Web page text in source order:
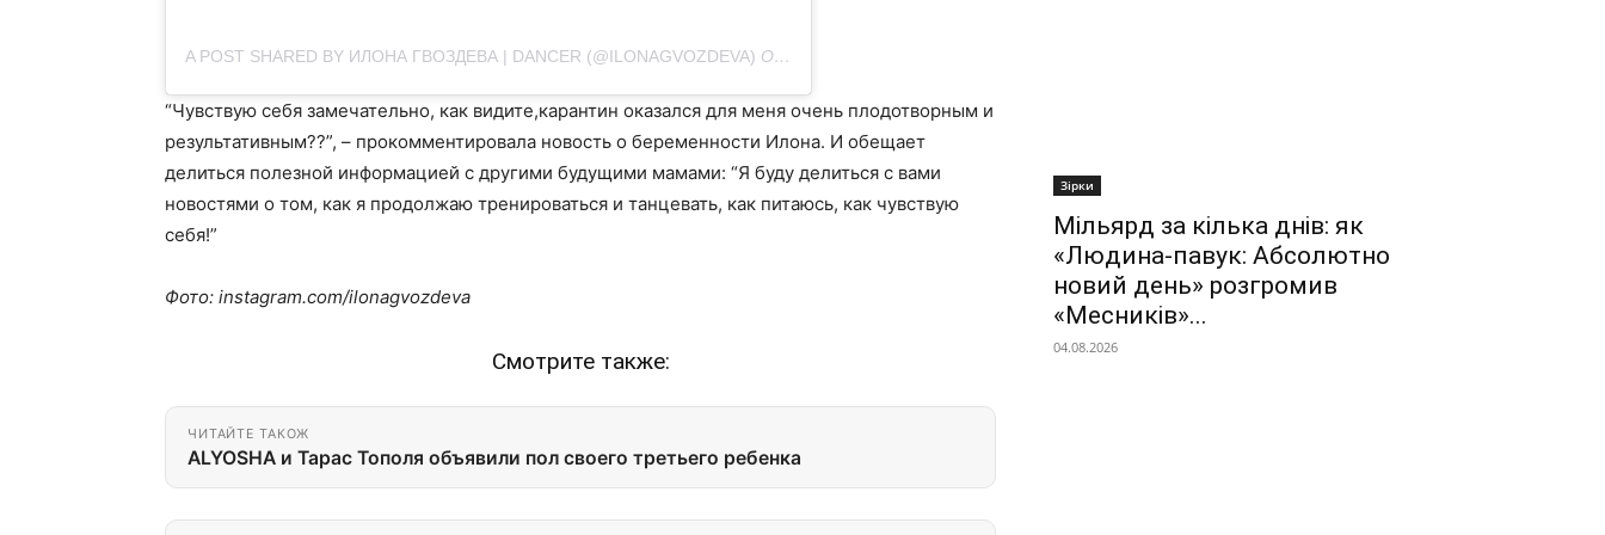
A POST SHARED BY ИЛОНА ГВОЗДЕВА | DANCER (@ILONAGVOZDEVA) ON
“Чувствую себя замечательно, как видите,карантин оказался для меня очень плодотворным и
результативным??”, – прокомментировала новость о беременности Илона. И обещает
делиться полезной информацией с другими будущими мамами: “Я буду делиться с вами
новостями о том, как я продолжаю тренироваться и танцевать, как питаюсь, как чувствую
себя!”
Фото: instagram.com/ilonagvozdeva
Смотрите также:
ЧИТАЙТЕ ТАКОЖ
АLYOSHA и Тарас Тополя объявили пол своего третьего ребенка
Зірки
Мільярд за кілька днів: як
«Людина-павук: Абсолютно
новий день» розгромив
«Месників»...
04.08.2026